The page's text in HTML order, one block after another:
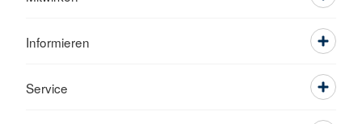
Informieren
Service